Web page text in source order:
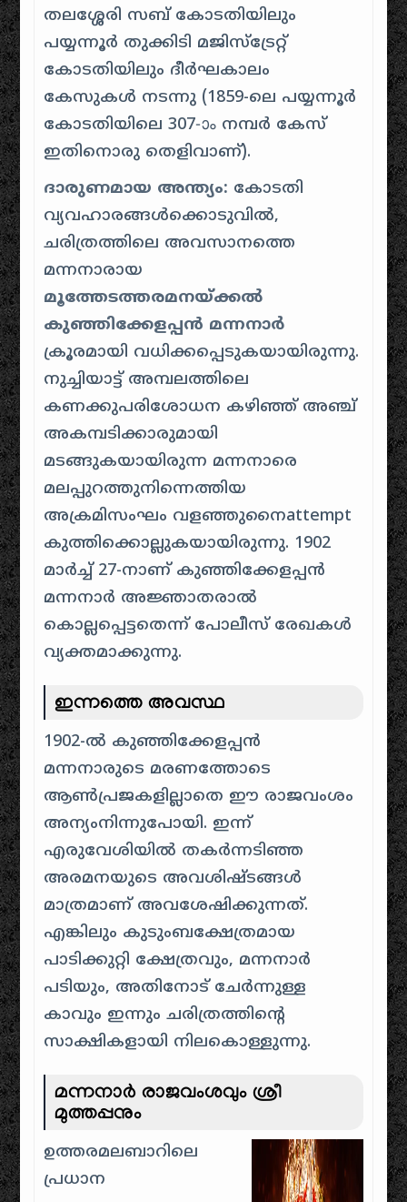
തലശ്ശേരി സബ് കോടതിയിലും
പയ്യന്നൂർ തുക്കിടി മജിസ്‌ട്രേറ്റ്
കോടതിയിലും ദീർഘകാലം
കേസുകൾ നടന്നു (1859-ലെ പയ്യന്നൂർ
കോടതിയിലെ 307-ാം നമ്പർ കേസ്
ഇതിനൊരു തെളിവാണ്).
ദാരുണമായ അന്ത്യം: കോടതി
വ്യവഹാരങ്ങൾക്കൊടുവിൽ,
ചരിത്രത്തിലെ അവസാനത്തെ
മന്നനാരായ
മൂത്തേടത്തരമനയ്ക്കൽ
കുഞ്ഞിക്കേളപ്പൻ മന്നനാർ
ക്രൂരമായി വധിക്കപ്പെടുകയായിരുന്നു.
നുച്ചിയാട്ട് അമ്പലത്തിലെ
കണക്കുപരിശോധന കഴിഞ്ഞ് അഞ്ച്
അകമ്പടിക്കാരുമായി
മടങ്ങുകയായിരുന്ന മന്നനാരെ
മലപ്പുറത്തുനിന്നെത്തിയ
അക്രമിസംഘം വളഞ്ഞുനൈattempt
കുത്തിക്കൊല്ലുകയായിരുന്നു. 1902
മാർച്ച് 27-നാണ് കുഞ്ഞിക്കേളപ്പൻ
മന്നനാർ അജ്ഞാതരാൽ
കൊല്ലപ്പെട്ടതെന്ന് പോലീസ് രേഖകൾ
വ്യക്തമാക്കുന്നു.
ഇന്നത്തെ അവസ്ഥ
1902-ൽ കുഞ്ഞിക്കേളപ്പൻ
മന്നനാരുടെ മരണത്തോടെ
ആൺപ്രജകളില്ലാതെ ഈ രാജവംശം
അന്യംനിന്നുപോയി. ഇന്ന്
എരുവേശിയിൽ തകർന്നടിഞ്ഞ
അരമനയുടെ അവശിഷ്ടങ്ങൾ
മാത്രമാണ് അവശേഷിക്കുന്നത്.
എങ്കിലും കുടുംബക്ഷേത്രമായ
പാടിക്കുറ്റി ക്ഷേത്രവും, മന്നനാർ
പടിയും, അതിനോട് ചേർന്നുള്ള
കാവും ഇന്നും ചരിത്രത്തിന്റെ
സാക്ഷികളായി നിലകൊള്ളുന്നു.
മന്നനാർ രാജവംശവും ശ്രീ
മുത്തപ്പനും
ഉത്തരമലബാറിലെ
പ്രധാന